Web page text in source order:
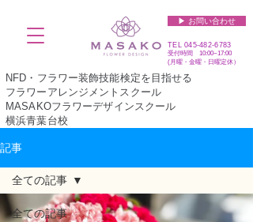
▶︎ お問い合わせ
TEL045-482-6783
受付時間 10:00~17:00​​​
(​月曜・金曜・日曜定休）
NFD・フラワー装飾技能検定を目指せる
フラワーアレンジメントスクール
MASAKOフラワーデザインスクール
横浜青葉台校
記事
全ての記事
全ての記事